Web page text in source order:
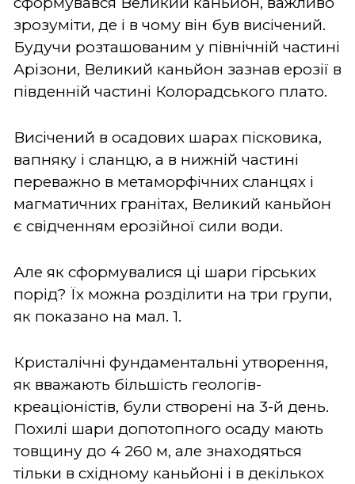
зрозуміти, де і в чому він був висічений.
Будучи розташованим у північній частині
Арізони, Великий каньйон зазнав ерозії в
південній частині Колорадського плато.
Висічений в осадових шарах пісковика,
вапняку і сланцю, а в нижній частині
переважно в метаморфічних сланцях і
магматичних гранітах, Великий каньйон
є свідченням ерозійної сили води.
Але як сформувалися ці шари гірських
порід? Їх можна розділити на три групи,
як показано на мал. 1.
Кристалічні фундаментальні утворення,
як вважають більшість геологів-
креаціоністів, були створені на 3-й день.
Похилі шари допотопного осаду мають
товщину до 4 260 м, але знаходяться
тільки в східному каньйоні і в декількох